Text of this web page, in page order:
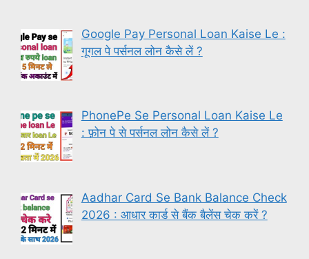
Google Pay Personal Loan Kaise Le :
गूगल पे पर्सनल लोन कैसे लें ?
PhonePe Se Personal Loan Kaise Le
: फ़ोन पे से पर्सनल लोन कैसे लें ?
Aadhar Card Se Bank Balance Check
2026 : आधार कार्ड से बैंक बैलेंस चेक करें ?